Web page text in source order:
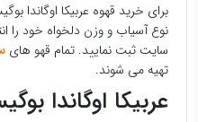
برای خرید قهوه عربیکا اوگاندا
نوع آسیاب و وزن دلخواه خود را
سایت ثبت نمایید. تمام قهو های
تهیه می شوند.
عربیکا اوگاندا